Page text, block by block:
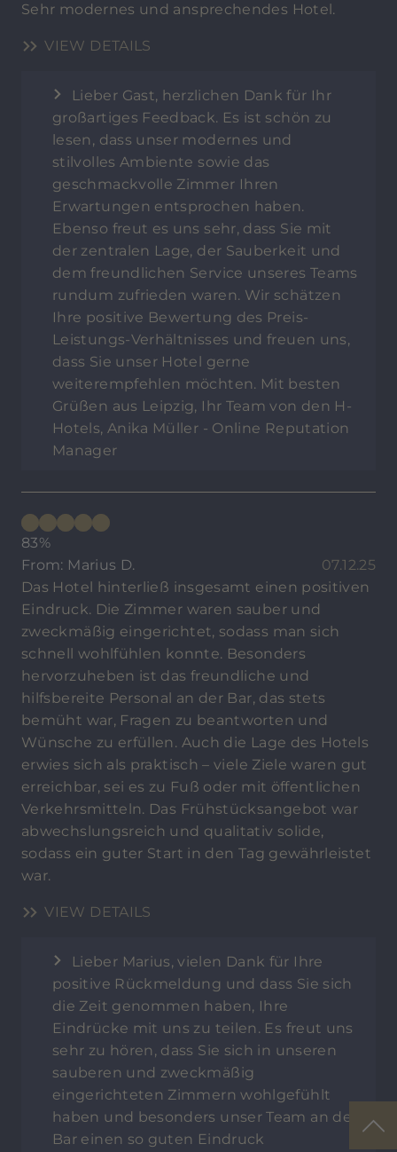
Sehr modernes und ansprechendes Hotel.
VIEW DETAILS
Lieber Gast, herzlichen Dank für Ihr
großartiges Feedback. Es ist schön zu
lesen, dass unser modernes und
stilvolles Ambiente sowie das
geschmackvolle Zimmer Ihren
Erwartungen entsprochen haben.
Ebenso freut es uns sehr, dass Sie mit
der zentralen Lage, der Sauberkeit und
dem freundlichen Service unseres Teams
rundum zufrieden waren. Wir schätzen
Ihre positive Bewertung des Preis-
Leistungs-Verhältnisses und freuen uns,
dass Sie unser Hotel gerne
weiterempfehlen möchten. Mit besten
Grüßen aus Leipzig, Ihr Team von den H-
Hotels, Anika Müller - Online Reputation
Manager
83%
From: Marius D.
07.12.25
Das Hotel hinterließ insgesamt einen positiven
Eindruck. Die Zimmer waren sauber und
zweckmäßig eingerichtet, sodass man sich
schnell wohlfühlen konnte. Besonders
hervorzuheben ist das freundliche und
hilfsbereite Personal an der Bar, das stets
bemüht war, Fragen zu beantworten und
Wünsche zu erfüllen. Auch die Lage des Hotels
erwies sich als praktisch – viele Ziele waren gut
erreichbar, sei es zu Fuß oder mit öffentlichen
Verkehrsmitteln. Das Frühstücksangebot war
abwechslungsreich und qualitativ solide,
sodass ein guter Start in den Tag gewährleistet
war.
VIEW DETAILS
Lieber Marius, vielen Dank für Ihre
positive Rückmeldung und dass Sie sich
die Zeit genommen haben, Ihre
Eindrücke mit uns zu teilen. Es freut uns
sehr zu hören, dass Sie sich in unseren
sauberen und zweckmäßig
eingerichteten Zimmern wohlgefühlt
haben und besonders unser Team an der
Bar einen so guten Eindruck